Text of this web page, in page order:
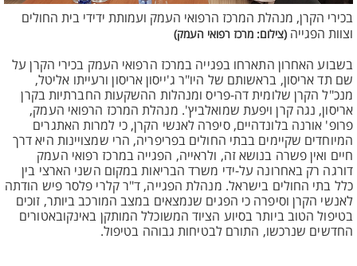
בכירי הקרן, מנהלת המרכז הרפואי העמק ועמותת ידידי בית החולים
וצוות הפגייה (צילום: מרכז רפואי העמק)
בשבוע האחרון התארחו בפגייה במרכז הרפואי העמק בכירי הקרן על
שם תד אריסון, בראשותם של היו"ר ג'ייסון אריסון ורעייתו אליטל,
מנכ"ל הקרן שלומית דה-פריס ומנהלות ההשקעות החברתיות בקרן
אריסון, נגה קרן ויפעת שמואלביץ'. מנהלת המרכז הרפואי העמק,
פרופ' אורנה בלונדהיים, סיפרה לאנשי הקרן, כי למרות האתגרים
המיוחדים שקיימים בבתי החולים בפריפריה, הרי שמצויינות היא דרך
חיים ואין פשרה בנושא זה, ולראייה, הפגייה במרכז רפואי העמק
דורגה רק באחרונה על-ידי משרד הבריאות במקום השני הארצי בין
כלל בתי החולים בישראל. מנהלת הפגייה, ד"ר קלרי פלסר פיש הודתה
לאנשי הקרן וסיפרה כי הפגים שנמצאים במצב המורכב ביותר, זוכים
בטיפול הטוב ביותר בסיוע הציוד המשוכלל המותקן באינקובאטורים
החדשים שנרכשו, התורם לבטיחות גבוהה בטיפול.